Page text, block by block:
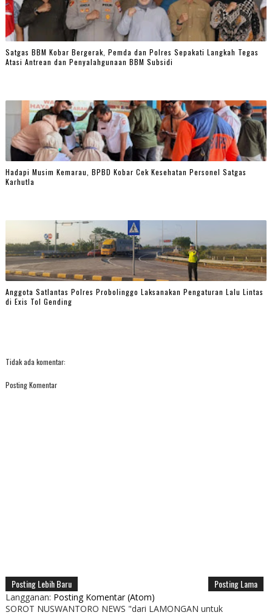
Satgas BBM Kobar Bergerak, Pemda dan Polres Sepakati Langkah Tegas
Atasi Antrean dan Penyalahgunaan BBM Subsidi
Hadapi Musim Kemarau, BPBD Kobar Cek Kesehatan Personel Satgas
Karhutla
Anggota Satlantas Polres Probolinggo Laksanakan Pengaturan Lalu Lintas
di Exis Tol Gending
Tidak ada komentar:
Posting Komentar
Posting Lebih Baru Posting Lama
Langganan: Posting Komentar (Atom)
SOROT NUSWANTORO NEWS "dari LAMONGAN untuk